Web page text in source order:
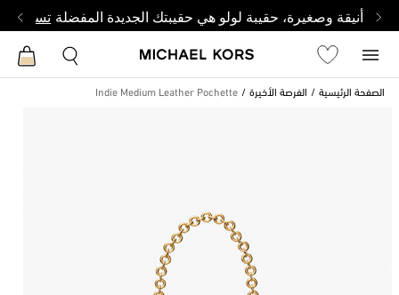
أنيقة وصغيرة، حقيبة لولو هي حقيبتك الجديدة المفضلة تسوق
الصفحة الرئيسية الفرصة الأخيرة Indie Medium Leather Pochette